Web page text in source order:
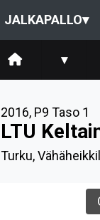
JALKAPALLO▾
▾
2016, P9 Taso 1
LTU
Turku,